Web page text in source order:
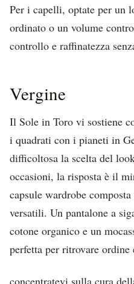
Per i capelli, optate per un
ordinato o un volume
controllo e raffinatezza
Vergine
Il Sole in Toro vi sostiene
i quadrati con i pianeti in
difficoltosa la scelta del
occasioni, la risposta è il
capsule wardrobe
versatili. Un pantalone a
cotone organico e un
perfetta per ritrovare ordine
concentratevi sulla cura